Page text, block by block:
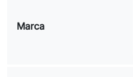
Marca